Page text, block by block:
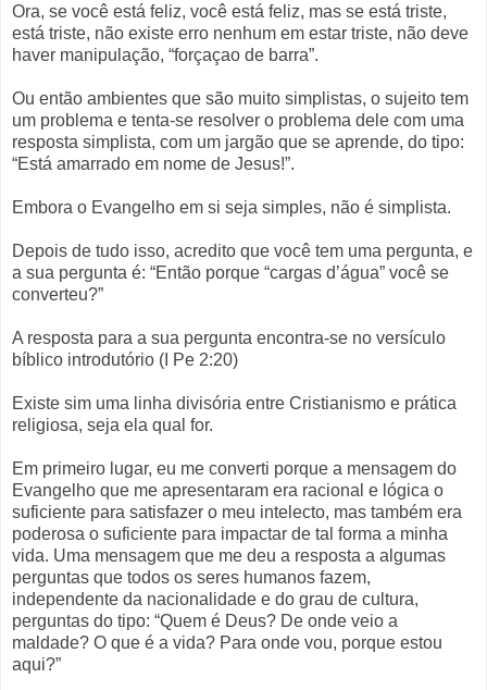
Ora, se você está feliz, você está feliz, mas se está triste,
está triste, não existe erro nenhum em estar triste, não deve
haver manipulação, “forçaçao de barra”.
Ou então ambientes que são muito simplistas, o sujeito tem
um problema e tenta-se resolver o problema dele com uma
resposta simplista, com um jargão que se aprende, do tipo:
“Está amarrado em nome de Jesus!”.
Embora o Evangelho em si seja simples, não é simplista.
Depois de tudo isso, acredito que você tem uma pergunta, e
a sua pergunta é: “Então porque “cargas d’água” você se
converteu?”
A resposta para a sua pergunta encontra-se no versículo
bíblico introdutório (I Pe 2:20)
Existe sim uma linha divisória entre Cristianismo e prática
religiosa, seja ela qual for.
Em primeiro lugar, eu me converti porque a mensagem do
Evangelho que me apresentaram era racional e lógica o
suficiente para satisfazer o meu intelecto, mas também era
poderosa o suficiente para impactar de tal forma a minha
vida. Uma mensagem que me deu a resposta a algumas
perguntas que todos os seres humanos fazem,
independente da nacionalidade e do grau de cultura,
perguntas do tipo: “Quem é Deus? De onde veio a
maldade? O que é a vida? Para onde vou, porque estou
aqui?”